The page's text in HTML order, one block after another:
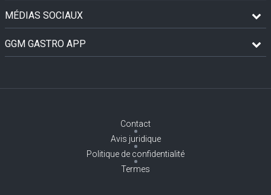
MÉDIAS SOCIAUX
GGM GASTRO APP
Contact
Avis juridique
Politique de confidentialité
Termes